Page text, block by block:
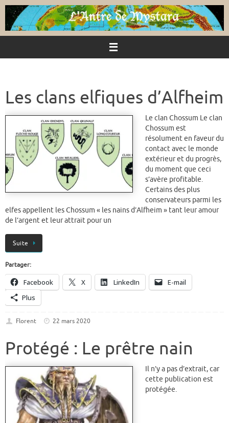
Passer
contenu
Les clans elfiques d’Alfheim
Le clan Chossum Le clan
Chossum est
résolument en faveur du
contact avec le monde
extérieur et du progrès,
du moment que ceci
s’avère profitable.
Certains des plus
conservateurs parmi les
elfes appellent les Chossum « les nains d’Alfheim » tant leur amour
de l’argent et leur attrait pour un
Suite
Partager:
Facebook X LinkedIn
E-mail
Plus
Florent 22 mars 2020
Protégé : Le prêtre nain
Il n’y a pas d’extrait, car
cette publication est
protégée.